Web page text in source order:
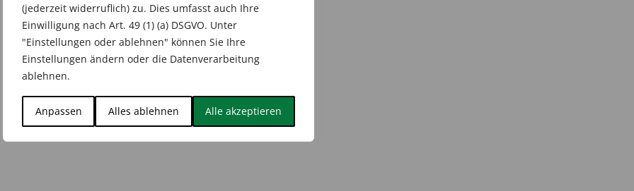
(jederzeit widerruflich) zu. Dies umfasst auch Ihre
Einwilligung nach Art. 49 (1) (a) DSGVO. Unter
"Einstellungen oder ablehnen" können Sie Ihre
Einstellungen ändern oder die Datenverarbeitung
ablehnen.
Anpassen Alles ablehnen Alle akzeptieren